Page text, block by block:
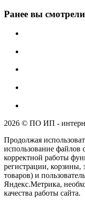
Ранее вы смотрели
2026 © ПО ИП -
Продолжая
использование файлов
корректной работы
регистрации, корзины,
товаров) и
Яндекс.Метрика,
качества работы сайта.